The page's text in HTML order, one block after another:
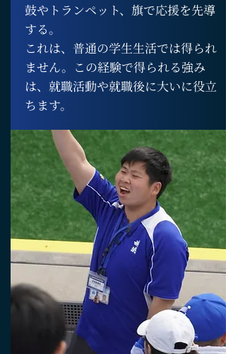
鼓やトランペット、旗で応援を先導
する。
これは、普通の学生生活では得られ
ません。この経験で得られる強み
は、就職活動や就職後に大いに役立
ちます。